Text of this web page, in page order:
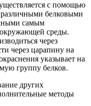
с помощью
различными белковыми
самым
среды.
через
через царапину на
указывает на
группу белков.
других
методы